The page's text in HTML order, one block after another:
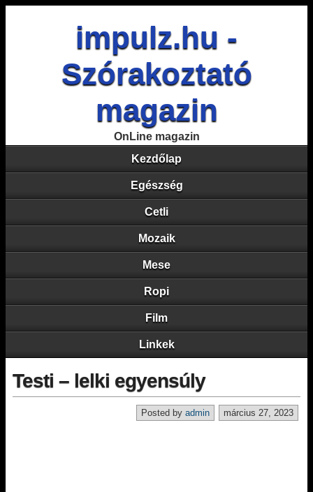
impulz.hu -
Szórakoztató
magazin
OnLine magazin
Kezdőlap
Egészség
Cetli
Mozaik
Mese
Ropi
Film
Linkek
Testi – lelki egyensúly
március 27, 2023
Posted by admin